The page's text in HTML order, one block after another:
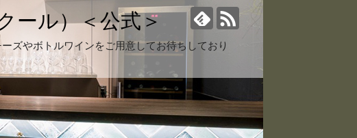
ール）＜公式＞
ズやボトルワインをご用意してお待ちしており